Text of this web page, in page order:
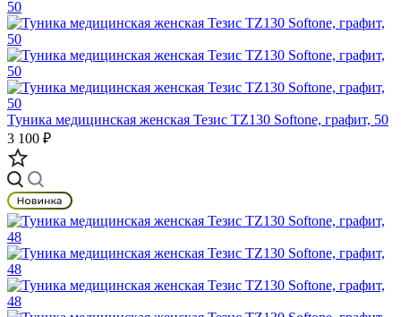
Туника медицинская женская Тезис TZ130 Softone, графит, 50
3 100 ₽